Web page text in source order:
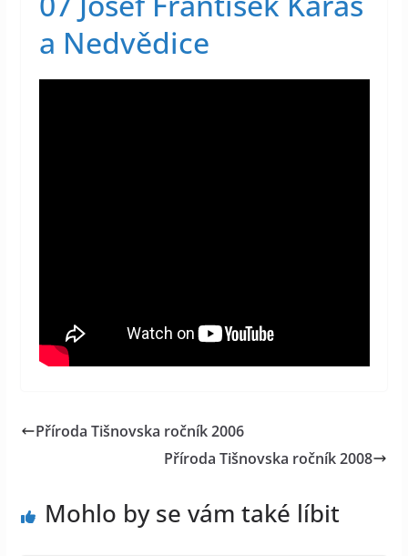
a Nedvědice
Příroda Tišnovska ročník 2006
Příroda Tišnovska ročník 2008
Mohlo by se vám také líbit